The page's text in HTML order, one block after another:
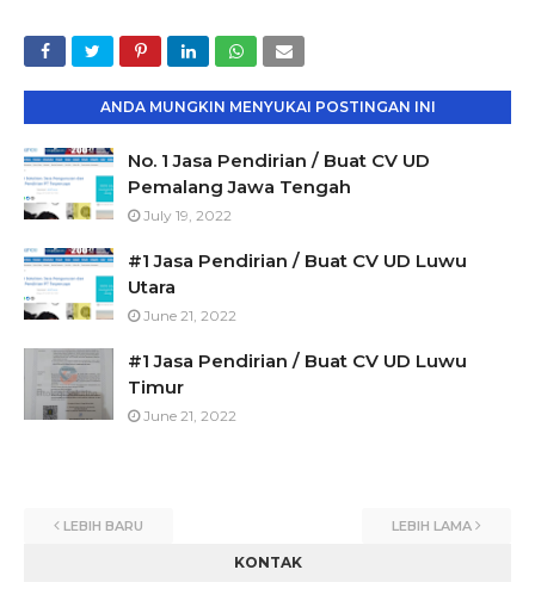
ANDA MUNGKIN MENYUKAI POSTINGAN INI
No. 1 Jasa Pendirian / Buat CV UD
Pemalang Jawa Tengah
July 19, 2022
#1 Jasa Pendirian / Buat CV UD Luwu
Utara
June 21, 2022
#1 Jasa Pendirian / Buat CV UD Luwu
Timur
June 21, 2022
LEBIH BARU LEBIH LAMA
KONTAK